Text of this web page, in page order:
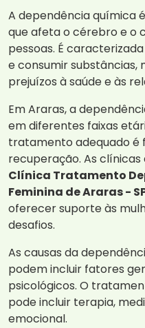
A dependência química
que afeta o cérebro e o
pessoas. É
e consumir substâncias,
prejuízos à saúde e às
Em Araras, a
em diferentes faixas
tratamento adequado é
recuperação. As
Clínica Tratamento
Feminina de Araras -
oferecer suporte às
desafios.
As causas da
podem incluir fatores
psicológicos. O
pode incluir terapia,
emocional.